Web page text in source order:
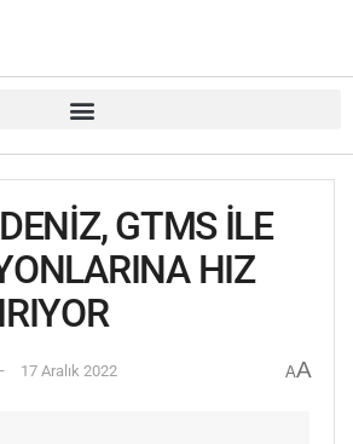
GTMS İLE
HIZ
17 Aralık 2022 AA